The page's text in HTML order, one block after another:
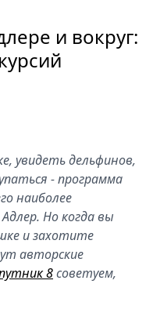
и вокруг:
увидеть дельфинов,
- программа
наиболее
Но когда вы
и захотите
авторские
8советуем,